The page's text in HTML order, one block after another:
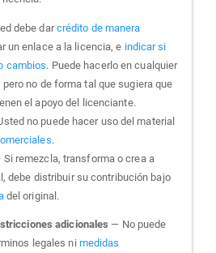
debe darcrédito de manera
un enlace a la licencia, e indicar si
cambios. Puede hacerlo en cualquier
no de forma tal que sugiera que
el apoyo del licenciante.
no puede hacer uso del material
.
Si remezcla, transforma o crea a
debe distribuir su contribución bajo
del original.
adicionales — No puede
legales ni medidas